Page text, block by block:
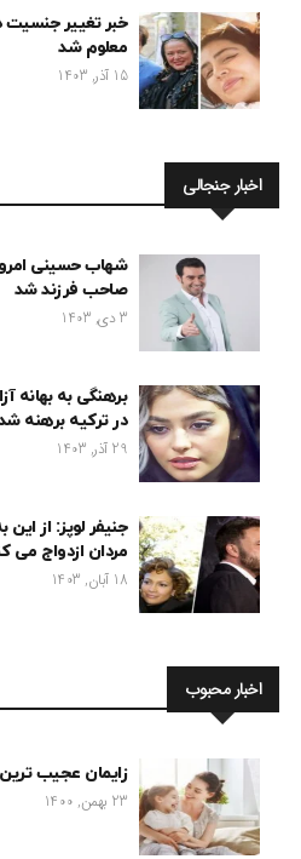
خبر تغییر جنسیت
معلوم شد
15 آذر, 1403
اخبار جنجالی
شهاب حسینی
صاحب فرزند شد
3 دی, 1403
برهنگی به بهانه
در ترکیه برهنه
29 آذر, 1403
جنیفر لوپز: از این
مردان ازدواج می
18 آبان, 1403
اخبار محبوب
زایمان عجیب ترین
23 بهمن, 1400